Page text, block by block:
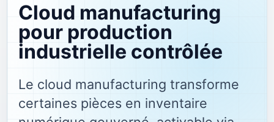
Cloud manufacturing
pour production
industrielle contrôlée
Le cloud manufacturing transforme
certaines pièces en inventaire